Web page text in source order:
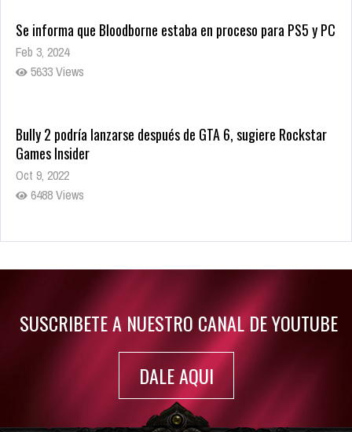
Se informa que Bloodborne estaba en proceso para PS5 y PC
Feb 3, 2024
5633 Views
Bully 2 podría lanzarse después de GTA 6, sugiere Rockstar
Games Insider
Oct 9, 2022
6488 Views
Rumor: Se filtran los primeros detalles de Resident Evil 9
SUSCRIBETE A NUESTRO CANAL DE YOUTUBE
DALE AQUI